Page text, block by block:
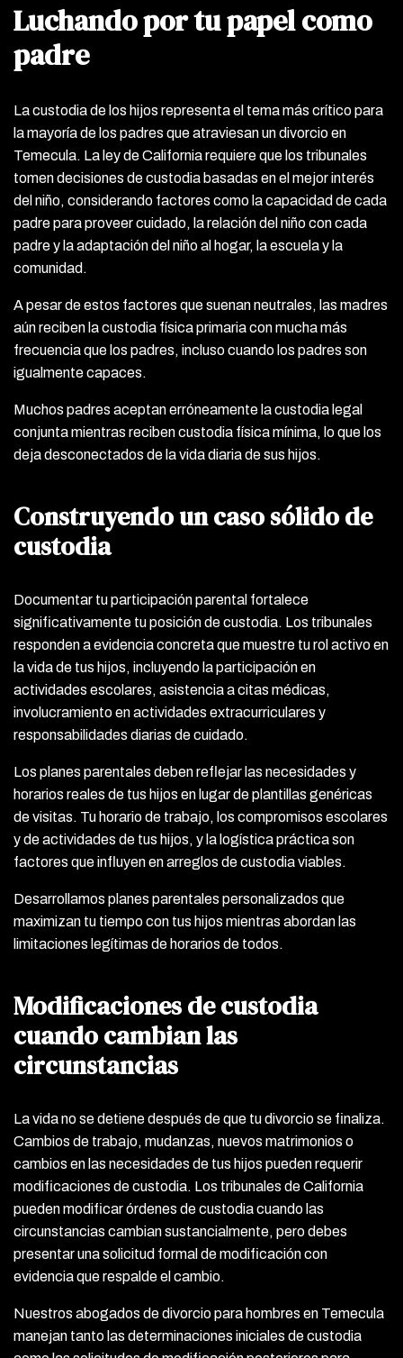
Luchando por tu papel como
padre
La custodia de los hijos representa el tema más crítico para
la mayoría de los padres que atraviesan un divorcio en
Temecula. La ley de California requiere que los tribunales
tomen decisiones de custodia basadas en el mejor interés
del niño, considerando factores como la capacidad de cada
padre para proveer cuidado, la relación del niño con cada
padre y la adaptación del niño al hogar, la escuela y la
comunidad.
A pesar de estos factores que suenan neutrales, las madres
aún reciben la custodia física primaria con mucha más
frecuencia que los padres, incluso cuando los padres son
igualmente capaces.
Muchos padres aceptan erróneamente la custodia legal
conjunta mientras reciben custodia física mínima, lo que los
deja desconectados de la vida diaria de sus hijos.
Construyendo un caso sólido de
custodia
Documentar tu participación parental fortalece
significativamente tu posición de custodia. Los tribunales
responden a evidencia concreta que muestre tu rol activo en
la vida de tus hijos, incluyendo la participación en
actividades escolares, asistencia a citas médicas,
involucramiento en actividades extracurriculares y
responsabilidades diarias de cuidado.
Los planes parentales deben reflejar las necesidades y
horarios reales de tus hijos en lugar de plantillas genéricas
de visitas. Tu horario de trabajo, los compromisos escolares
y de actividades de tus hijos, y la logística práctica son
factores que influyen en arreglos de custodia viables.
Desarrollamos planes parentales personalizados que
maximizan tu tiempo con tus hijos mientras abordan las
limitaciones legítimas de horarios de todos.
Modificaciones de custodia
cuando cambian las
circunstancias
La vida no se detiene después de que tu divorcio se finaliza.
Cambios de trabajo, mudanzas, nuevos matrimonios o
cambios en las necesidades de tus hijos pueden requerir
modificaciones de custodia. Los tribunales de California
pueden modificar órdenes de custodia cuando las
circunstancias cambian sustancialmente, pero debes
presentar una solicitud formal de modificación con
evidencia que respalde el cambio.
Nuestros abogados de divorcio para hombres en Temecula
manejan tanto las determinaciones iniciales de custodia